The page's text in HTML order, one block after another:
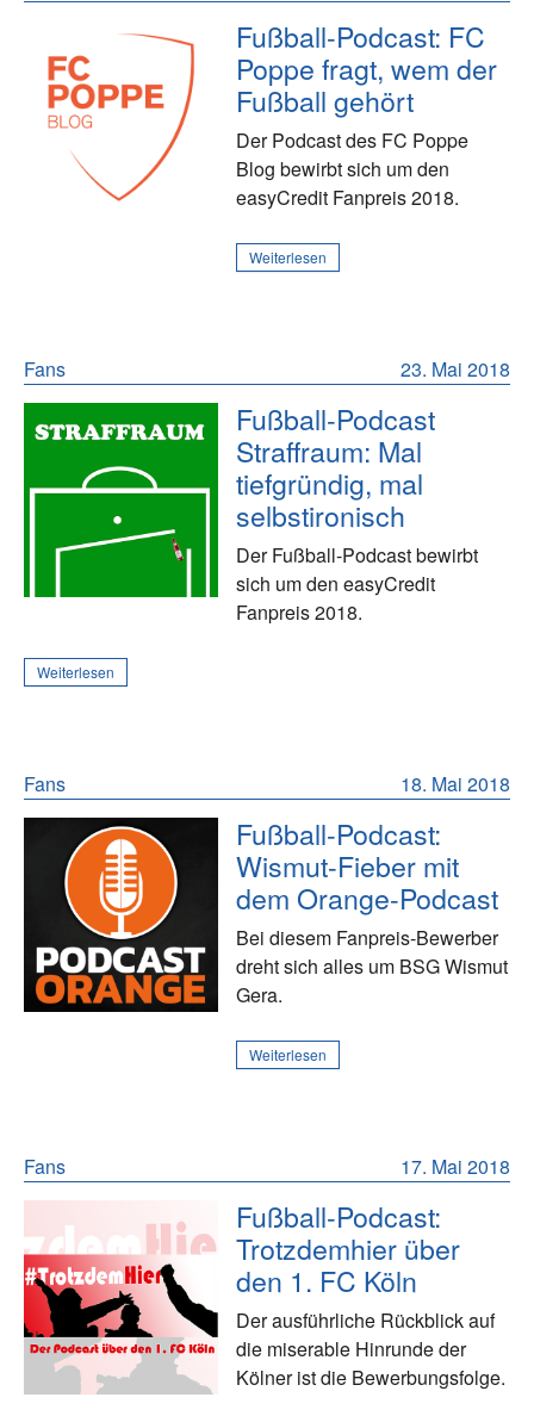
Fußball-Podcast: FC
Poppe fragt, wem der
Fußball gehört
Der Podcast des FC Poppe
Blog bewirbt sich um den
easyCredit Fanpreis 2018.
Weiterlesen
23. Mai 2018
Fans
Fußball-Podcast
Straffraum: Mal
tiefgründig, mal
selbstironisch
Der Fußball-Podcast bewirbt
sich um den easyCredit
Fanpreis 2018.
Weiterlesen
18. Mai 2018
Fans
Fußball-Podcast:
Wismut-Fieber mit
dem Orange-Podcast
Bei diesem Fanpreis-Bewerber
dreht sich alles um BSG Wismut
Gera.
Weiterlesen
17. Mai 2018
Fans
Fußball-Podcast:
Trotzdemhier über
den 1. FC Köln
Der ausführliche Rückblick auf
die miserable Hinrunde der
Kölner ist die Bewerbungsfolge.